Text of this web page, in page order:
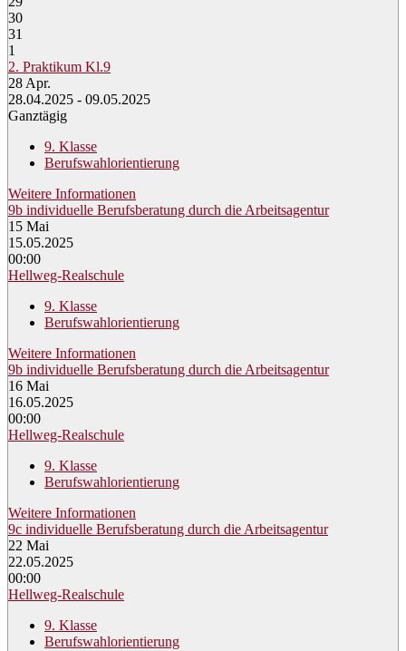
30
31
1
2. Praktikum Kl.9
28 Apr.
28.04.2025 - 09.05.2025
Ganztägig
9. Klasse
Berufswahlorientierung
Weitere Informationen
9b individuelle Berufsberatung durch die Arbeitsagentur
15 Mai
15.05.2025
00:00
Hellweg-Realschule
9. Klasse
Berufswahlorientierung
Weitere Informationen
9b individuelle Berufsberatung durch die Arbeitsagentur
16 Mai
16.05.2025
00:00
Hellweg-Realschule
9. Klasse
Berufswahlorientierung
Weitere Informationen
9c individuelle Berufsberatung durch die Arbeitsagentur
22 Mai
22.05.2025
00:00
Hellweg-Realschule
9. Klasse
Berufswahlorientierung